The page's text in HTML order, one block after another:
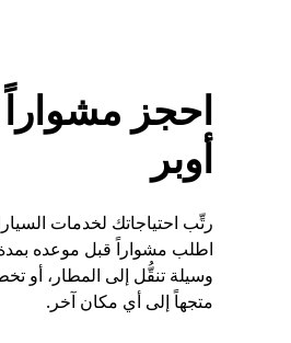
احجز
أوبر
رتِّب احتياجاتك لخدمات
وسيلة تنقُّل إلى المطار، أو
متجهاً إلى أي مكان آخر.